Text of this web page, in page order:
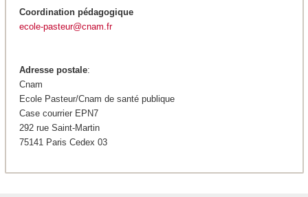
Coordination pédagogique
ecole-pasteur@cnam.fr
Adresse postale:
Cnam
Ecole Pasteur/Cnam de santé publique
Case courrier EPN7
292 rue Saint-Martin
75141 Paris Cedex 03